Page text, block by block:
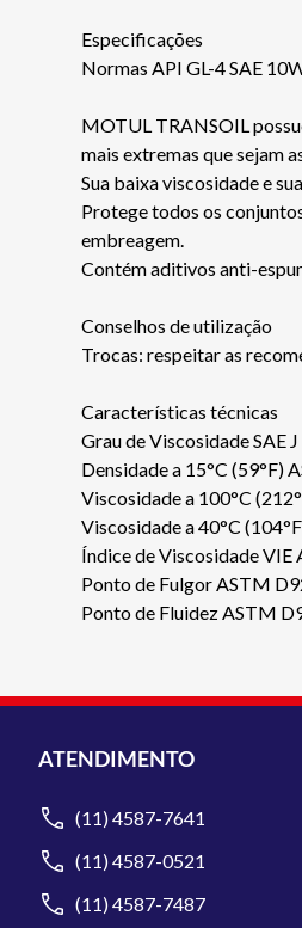
Especificações
Normas API GL-4 SAE
MOTUL TRANSOIL
mais extremas que sejam
Sua baixa viscosidade e
Protege todos os
embreagem.
Contém aditivos anti-
Conselhos de utilização
Trocas: respeitar as
Características técnicas
Grau de Viscosidade SAE
Densidade a 15°C (59°F)
Viscosidade a 100°C
Viscosidade a 40°C
Índice de Viscosidade
Ponto de Fulgor ASTM
Ponto de Fluidez ASTM
ATENDIMENTO
(11) 4587-7641
(11) 4587-0521
(11) 4587-7487